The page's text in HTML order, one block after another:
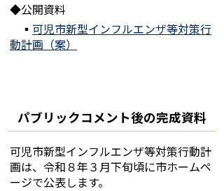
◆公開資料
▪ 可児市新型インフルエンザ等対策行
動計画（案）
パブリックコメント後の完成資料
可児市新型インフルエンザ等対策行動計
画は、令和８年３月下旬頃に市ホームペ
ージで公表します。